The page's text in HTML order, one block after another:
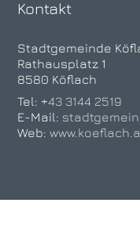
Kontakt
Stadtgemeinde
Rathausplatz 1
8580 Köflach
Tel: +43 3144 2519
E-Mail:
Web: